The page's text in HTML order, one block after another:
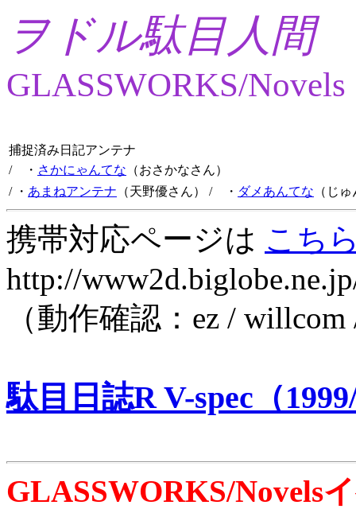
ヲドル駄目人間
GLASSWORKS/Novels
捕捉済み日記アンテナ
/ ・ さかにゃんてな （おさかなさん）
/ ・ あまねアンテナ （天野優さん） / ・ ダメあんてな （じ
携帯対応ページは こち
http://
（動作確認：ez /
駄目日誌R V-spec（
GLASSWORKS/Novels